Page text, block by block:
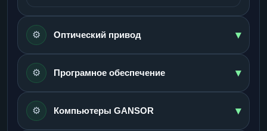
⚙️ Оптический привод ▾
⚙️ Програмное обеспечение ▾
⚙️ Компьютеры GANSOR ▾